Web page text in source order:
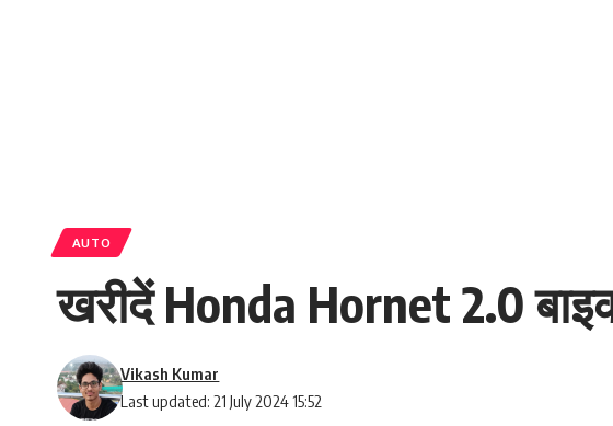
AUTO
खरीदें Honda Hornet 2.0
Last updated: 21 July 2024 15:52
Vikash Kumar